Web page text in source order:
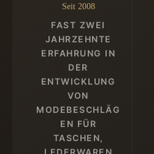
Seit 2008
FAST ZWEI
JAHRZEHNTE
ERFAHRUNG IN
DER
ENTWICKLUNG
VON
MODEBESCHLÄG
EN FÜR
TASCHEN,
LEDERWAREN